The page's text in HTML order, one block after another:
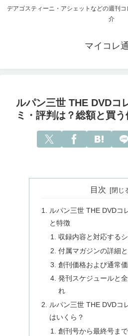
デアゴスティーニ・アシェットなどの週刊
介
マイコレ
ルパン三世 THE DVDコ
ミ・評判は？総額と買
目次
ルパン三世 THE DVDコ
と特徴
収録内容と対応する
付属マガジンの詳細
創刊価格および通常
発刊スケジュールと
れ
ルパン三世 THE DVDコ
はいくら？
創刊号から最終号ま